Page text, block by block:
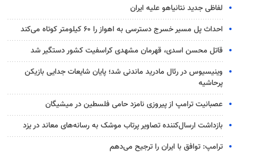
لفاظی جدید نتانیاهو علیه ایران
احداث پل مسیر خسرج دسترسی به اهواز را ۶۰ کیلومتر کوتاه می‌کند
قاتل محسن اسدی، قهرمان مشهدی کراسفیت کشور دستگیر شد
وینیسیوس در رئال مادرید ماندنی شد؛ پایان شایعات جدایی بازیکن
پرحاشیه
عصبانیت ترامپ از پیروزی نامزد حامی فلسطین در میشیگان
بازداشت ارسال‌کننده تصاویر پرتاب موشک به رسانه‌های معاند در یزد
ترامپ: توافق با ایران را ترجیح می‌دهم